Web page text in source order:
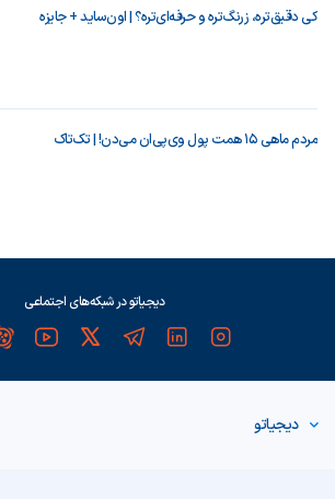
کی دقیق‌تره، زرنگ‌تره و حرفه‌ای‌تره؟ | اون‌ساید + جایزه
مردم ماهی ۱۵ همت پول وی‌پی‌ان می‌دن! | تک‌تاک
دیجیاتو در شبکه‌های اجتماعی
دیجیاتو